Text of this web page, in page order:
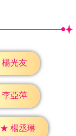
楊光友
李亞萍
★ 楊丞琳